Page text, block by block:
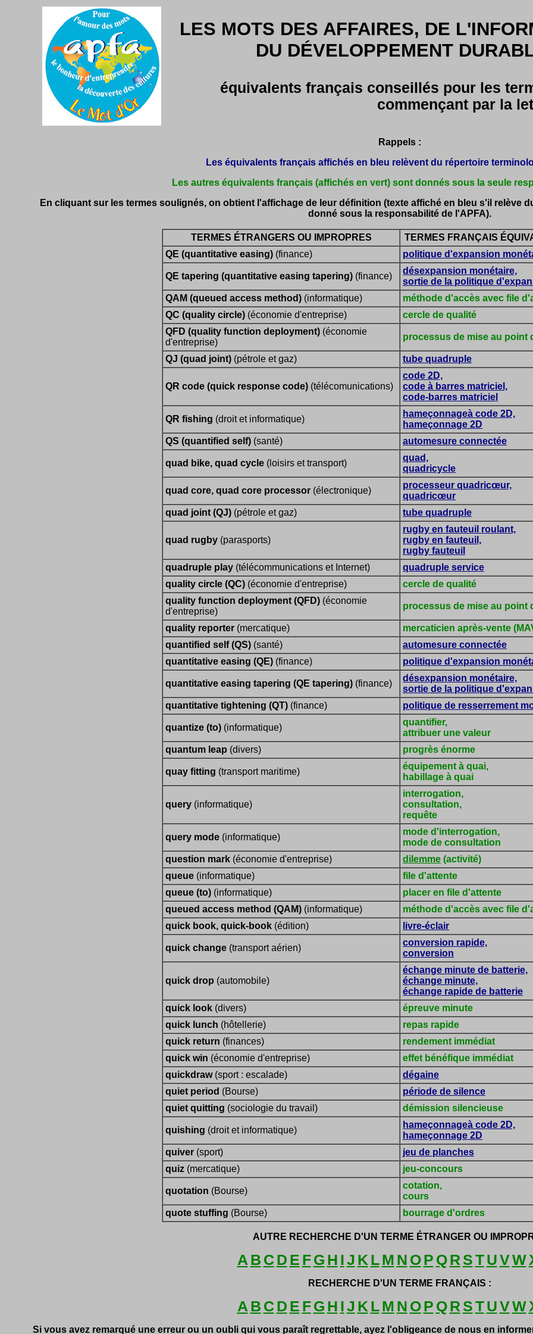
LES MOTS DES AFFAIRES, DE
DU DÉVELOPPEMENT
équivalents français conseillés pour les
commençant par la
Rappels :
Les équivalents français affichés en bleu relèvent du répertoire
Les autres équivalents français (affichés en vert) sont donnés sous la seule
En cliquant sur les termes soulignés, on obtient l'affichage de leur définition (texte affiché en bleu s'il relève
donné sous la responsabilité de l'APFA).
TERMES ÉTRANGERS OU IMPROPRES
TERMES FRANÇAIS
QE (quantitative easing) (finance) politique d'expansion
QE tapering (quantitative easing tapering) (finance)
désexpansion monétaire,
sortie de la politique
QAM (queued access method) (informatique)
méthode d'accès avec file
QC (quality circle) (économie d'entreprise)
cercle de qualité
QFD (quality function deployment) (économie
d'entreprise)
processus de mise au point
QJ (quad joint) (pétrole et gaz) tube quadruple
QR code (quick response code) (télécomunications)
code 2D,
code à barres matriciel,
code-barres matriciel
QR fishing (droit et informatique)
hameçonnageà code 2D,
hameçonnage 2D
QS (quantified self) (santé) automesure connectée
quad bike, quad cycle (loisirs et transport)
quad,
quadricycle
quad core, quad core processor (électronique)
processeur quadricœur,
quadricœur
quad joint (QJ) (pétrole et gaz) tube quadruple
quad rugby (parasports)
rugby en fauteuil roulant,
rugby en fauteuil,
rugby fauteuil
quadruple play (télécommunications et Internet)
quadruple service
quality circle (QC) (économie d'entreprise)
cercle de qualité
quality function deployment (QFD) (économie
d'entreprise)
processus de mise au point
quality reporter (mercatique)
mercaticien après-vente
quantified self (QS) (santé)
automesure connectée
quantitative easing (QE) (finance) politique d'expansion
quantitative easing tapering (QE tapering) (finance)
désexpansion monétaire,
sortie de la politique
quantitative tightening (QT) (finance) politique de resserrement
quantize (to) (informatique)
quantifier,
attribuer une valeur
quantum leap (divers) progrès énorme
quay fitting (transport maritime)
équipement à quai,
habillage à quai
query (informatique)
interrogation,
consultation,
requête
query mode (informatique)
mode d'interrogation,
mode de consultation
question mark (économie d'entreprise) dilemme (activité)
queue (informatique)
file d'attente
queue (to) (informatique)
placer en file d'attente
queued access method (QAM) (informatique)
méthode d'accès avec file
quick book, quick-book (édition) livre-éclair
quick change (transport aérien)
conversion rapide,
conversion
quick drop (automobile)
échange minute de batterie,
échange minute,
échange rapide de batterie
quick look (divers)
épreuve minute
quick lunch (hôtellerie)
repas rapide
quick return (finances)
rendement immédiat
quick win (économie d'entreprise)
effet bénéfique immédiat
quickdraw(sport : escalade)
dégaine
quiet period (Bourse)
période de silence
quiet quitting (sociologie du travail) démission silencieuse
quishing (droit et informatique)
hameçonnageà code 2D,
hameçonnage 2D
quiver (sport)
jeu de planches
quiz (mercatique) jeu-concours
quotation (Bourse)
cotation,
cours
quote stuffing (Bourse) bourrage d'ordres
AUTRE RECHERCHE D'UN TERME ÉTRANGER OU
A B C D E F G H IJ K L M N O P Q R ST UVW
RECHERCHE D'UN TERME FRANÇAIS :
A B C D E F G H IJ K L M N O P Q R ST UVW
Si vous avez remarqué une erreur ou un oubli qui vous paraît regrettable, ayez l'obligeance de nous en